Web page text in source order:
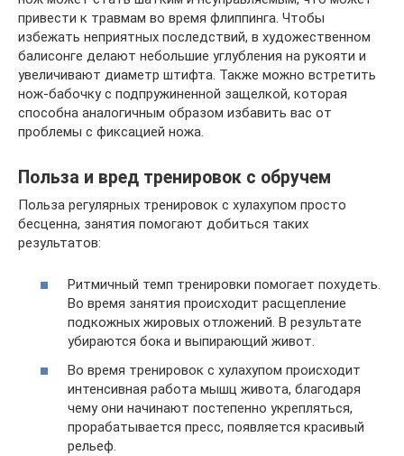
привести к травмам во время флиппинга. Чтобы
избежать неприятных последствий, в художественном
балисонге делают небольшие углубления на рукояти и
увеличивают диаметр штифта. Также можно встретить
нож-бабочку с подпружиненной защелкой, которая
способна аналогичным образом избавить вас от
проблемы с фиксацией ножа.
Польза и вред тренировок с обручем
Польза регулярных тренировок с хулахупом просто
бесценна, занятия помогают добиться таких
результатов:
Ритмичный темп тренировки помогает похудеть.
Во время занятия происходит расщепление
подкожных жировых отложений. В результате
убираются бока и выпирающий живот.
Во время тренировок с хулахупом происходит
интенсивная работа мышц живота, благодаря
чему они начинают постепенно укрепляться,
прорабатывается пресс, появляется красивый
рельеф.